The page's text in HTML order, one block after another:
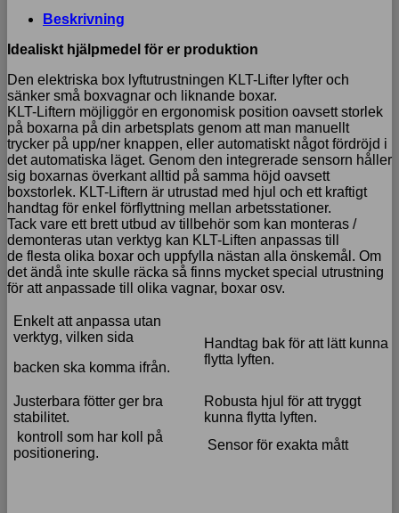
Beskrivning
Idealiskt hjälpmedel för er produktion
Den elektriska box lyftutrustningen KLT-Lifter lyfter och
sänker små boxvagnar och liknande boxar.
KLT-Liftern möjliggör en ergonomisk position oavsett storlek
på boxarna på din arbetsplats genom att man manuellt
trycker på upp/ner knappen, eller automatiskt något fördröjd i
det automatiska läget. Genom den integrerade sensorn håller
sig boxarnas överkant alltid på samma höjd oavsett
boxstorlek. KLT-Liftern är utrustad med hjul och ett kraftigt
handtag för enkel förflyttning mellan arbetsstationer.
Tack vare ett brett utbud av tillbehör som kan monteras /
demonteras utan verktyg kan KLT-Liften anpassas till
de flesta olika boxar och uppfylla nästan alla önskemål. Om
det ändå inte skulle räcka så finns mycket special utrustning
för att anpassade till olika vagnar, boxar osv.
Enkelt att anpassa utan
verktyg, vilken sida
backen ska komma ifrån.
Handtag bak för att lätt kunna
flytta lyften.
Justerbara fötter ger bra
stabilitet.
Robusta hjul för att tryggt
kunna flytta lyften.
kontroll som har koll på
positionering.
Sensor för exakta mått